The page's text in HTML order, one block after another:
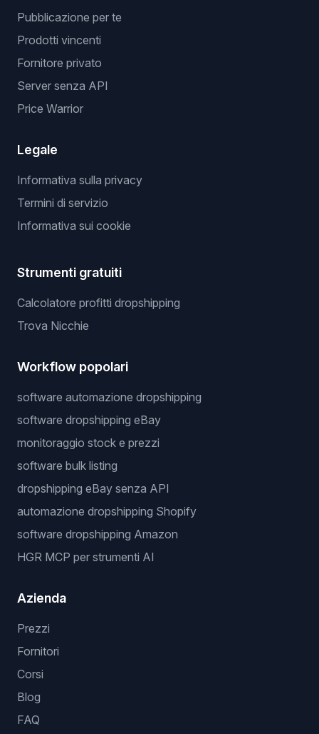
Pubblicazione per te
Prodotti vincenti
Fornitore privato
Server senza API
Price Warrior
Legale
Informativa sulla privacy
Termini di servizio
Informativa sui cookie
Strumenti gratuiti
Calcolatore profitti dropshipping
Trova Nicchie
Workflow popolari
software automazione dropshipping
software dropshipping eBay
monitoraggio stock e prezzi
software bulk listing
dropshipping eBay senza API
automazione dropshipping Shopify
software dropshipping Amazon
HGR MCP per strumenti AI
Azienda
Prezzi
Fornitori
Corsi
Blog
FAQ